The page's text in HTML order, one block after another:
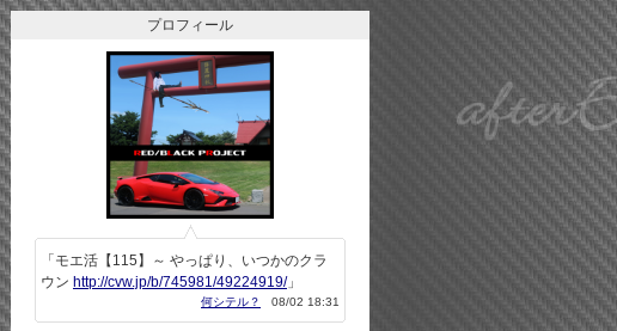
プロフィール
「モエ活【115】～ やっぱり、いつかのクラ
ウン http://cvw.jp/b/745981/49224919/」
何シテル？ 08/02 18:31